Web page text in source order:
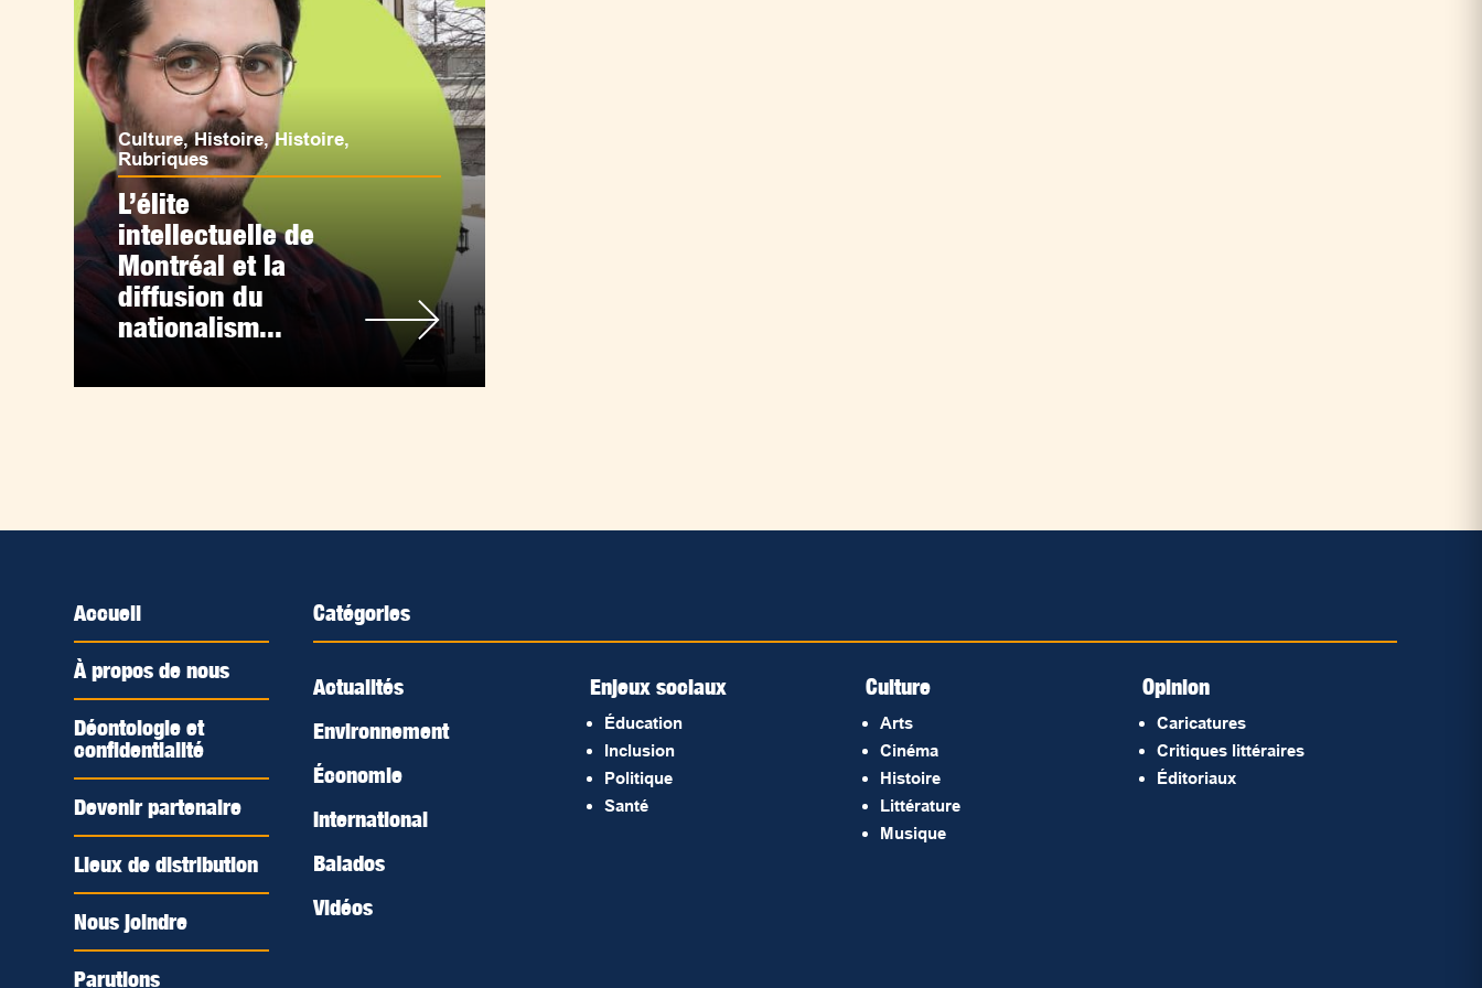
Culture,Histoire,Histoire,
Rubriques
L’élite
intellectuelle de
Montréal et la
diffusion du
nationalism...
Accueil
À propos de nous
Déontologie et
confidentialité
Devenir partenaire
Lieux de distribution
Nous joindre
Parutions
Catégories
Actualités
Environnement
Économie
International
Balados
Vidéos
Enjeux sociaux
Éducation
Inclusion
Politique
Santé
Culture
Arts
Cinéma
Histoire
Littérature
Musique
Opinion
Caricatures
Critiques littéraires
Éditoriaux